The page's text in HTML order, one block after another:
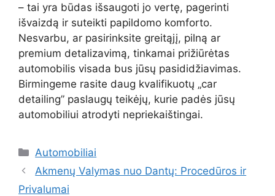
– tai yra būdas išsaugoti jo vertę, pagerinti
išvaizdą ir suteikti papildomo komforto.
Nesvarbu, ar pasirinksite greitąjį, pilną ar
premium detalizavimą, tinkamai prižiūrėtas
automobilis visada bus jūsų pasididžiavimas.
Birmingeme rasite daug kvalifikuotų „car
detailing” paslaugų teikėjų, kurie padės jūsų
automobiliui atrodyti nepriekaištingai.
Kategorijos
Automobiliai
Akmenų Valymas nuo Dantų: Procedūros ir
Privalumai